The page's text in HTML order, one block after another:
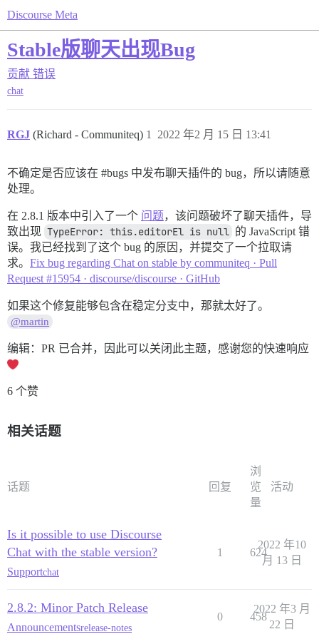
Discourse Meta
Stable版聊天出现Bug
贡献 错误
chat
RGJ (Richard - Communiteq) 2022 年2 月 15 日 13:41
1
不确定是否应该在 #bugs 中发布聊天插件的 bug，所以请随意
处理。
在 2.8.1 版本中引入了一个 问题，该问题破坏了聊天插件，导
致出现 TypeError: this.editorEl is null 的 JavaScript 错
误。我已经找到了这个 bug 的原因，并提交了一个拉取请
求。 Fix bug regarding Chat on stable by communiteq · Pull
Request #15954 · discourse/discourse · GitHub
如果这个修复能够包含在稳定分支中，那就太好了。
@martin
编辑：PR 已合并，因此可以关闭此主题，感谢您的快速响应
6 个赞
相关话题
话题 回复
浏
览
量
活动
Is it possible to use Discourse
Chat with the stable version?
Supportchat
1 624
2022 年10
月 13 日
2.8.2: Minor Patch Release
Announcementsrelease-notes
0 458
2022 年3 月
22 日